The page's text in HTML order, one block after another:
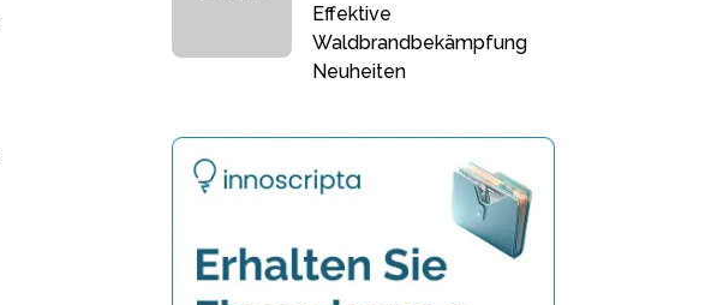
Effektive
Waldbrandbekämpfung
Neuheiten